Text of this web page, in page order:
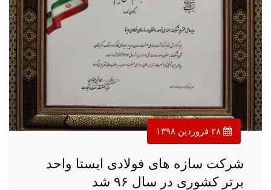
شرکت سازه های فولادی ایستا واحد
برتر کشوری در سال ۹۶ شد